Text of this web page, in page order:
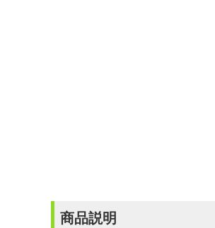
商品説明